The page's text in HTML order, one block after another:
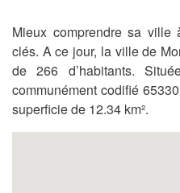
Mieux comprendre sa ville
clés. A ce jour, la ville de
de 266 d’habitants.
communément codifié
superficie de 12.34 km².